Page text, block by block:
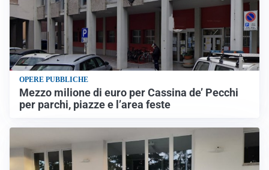
OPERE PUBBLICHE
Mezzo milione di euro per Cassina de’ Pecchi
per parchi, piazze e l’area feste